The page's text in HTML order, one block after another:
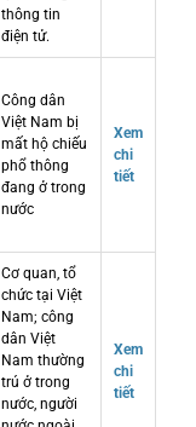
thông tin
điện tử.
Công dân
Việt Nam bị
mất hộ chiếu
phổ thông
đang ở trong
nước
Xem
chi
tiết
Cơ quan, tổ
chức tại Việt
Nam; công
dân Việt
Nam thường
trú ở trong
nước, người
Xem
chi
tiết